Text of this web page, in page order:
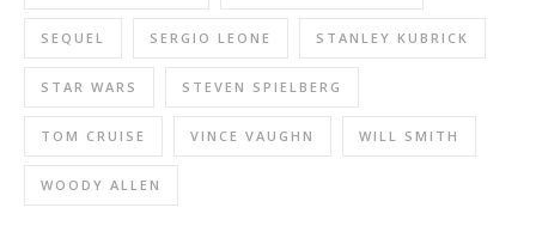
SEQUEL SERGIO LEONE STANLEY KUBRICK
STAR WARS STEVEN SPIELBERG
TOM CRUISE VINCE VAUGHN WILL SMITH
WOODY ALLEN